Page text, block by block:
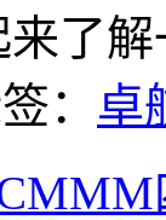
了
： 卓